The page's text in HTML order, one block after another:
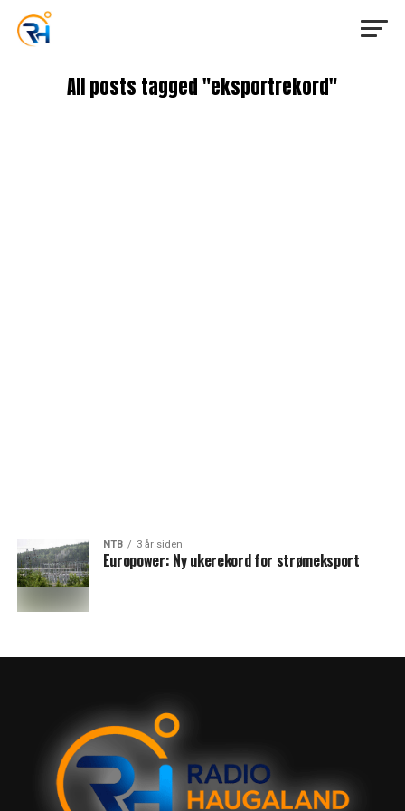
All posts tagged "eksportrekord"
NTB 3 år siden
Europower: Ny ukerekord for strømeksport